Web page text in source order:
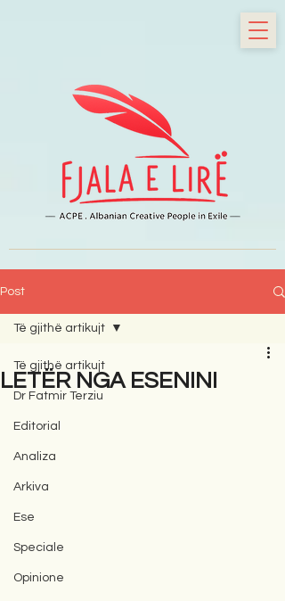
Post
Të gjithë artikujt
Dr Fatmir Terziu
Editorial
Analiza
Arkiva
Ese
Speciale
Opinione
Të gjithë artikujt
LETËR NGA ESENINI